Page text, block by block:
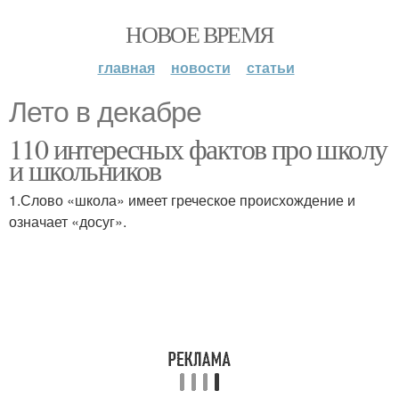
НОВОЕ ВРЕМЯ
главная новости статьи
Лето в декабре
110 интересных фактов про школу
и школьников
1.Слово «школа» имеет греческое происхождение и
означает «досуг».